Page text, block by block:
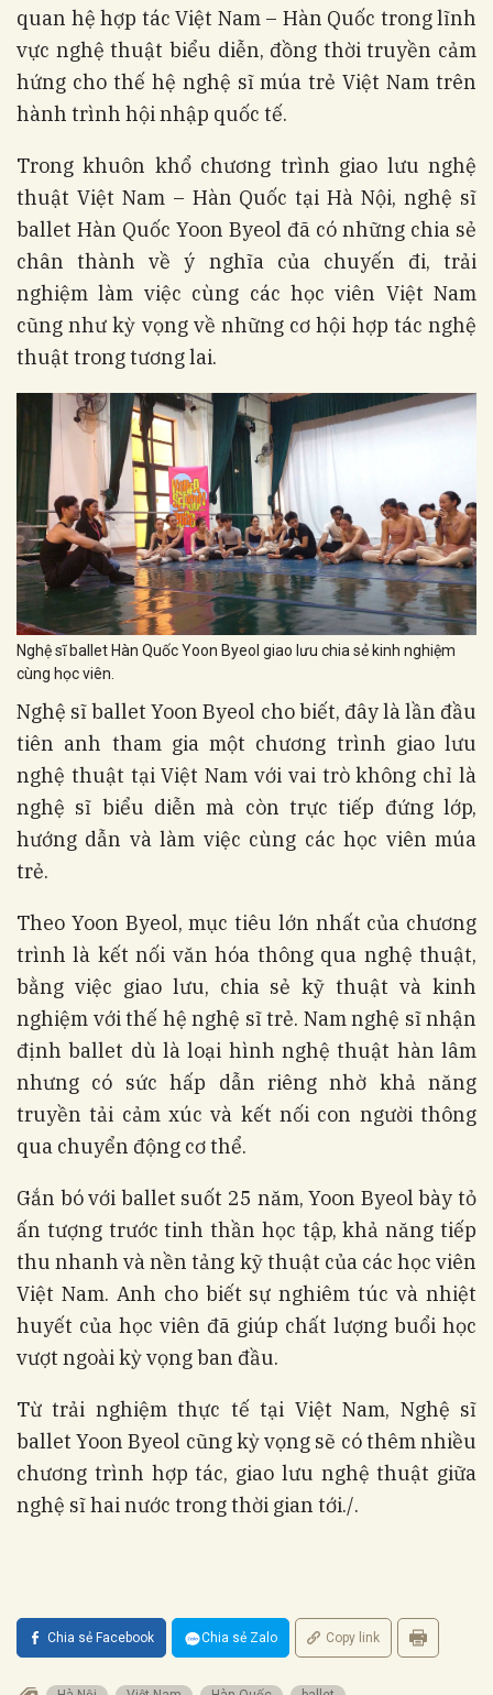
quan hệ hợp tác Việt Nam – Hàn Quốc trong lĩnh
vực nghệ thuật biểu diễn, đồng thời truyền cảm
hứng cho thế hệ nghệ sĩ múa trẻ Việt Nam trên
hành trình hội nhập quốc tế.
Trong khuôn khổ chương trình giao lưu nghệ
thuật Việt Nam – Hàn Quốc tại Hà Nội, nghệ sĩ
ballet Hàn Quốc Yoon Byeol đã có những chia sẻ
chân thành về ý nghĩa của chuyến đi, trải
nghiệm làm việc cùng các học viên Việt Nam
cũng như kỳ vọng về những cơ hội hợp tác nghệ
thuật trong tương lai.
Nghệ sĩ ballet Hàn Quốc Yoon Byeol giao lưu chia sẻ kinh nghiệm
cùng học viên.
Nghệ sĩ ballet Yoon Byeol cho biết, đây là lần đầu
tiên anh tham gia một chương trình giao lưu
nghệ thuật tại Việt Nam với vai trò không chỉ là
nghệ sĩ biểu diễn mà còn trực tiếp đứng lớp,
hướng dẫn và làm việc cùng các học viên múa
trẻ.
Theo Yoon Byeol, mục tiêu lớn nhất của chương
trình là kết nối văn hóa thông qua nghệ thuật,
bằng việc giao lưu, chia sẻ kỹ thuật và kinh
nghiệm với thế hệ nghệ sĩ trẻ. Nam nghệ sĩ nhận
định ballet dù là loại hình nghệ thuật hàn lâm
nhưng có sức hấp dẫn riêng nhờ khả năng
truyền tải cảm xúc và kết nối con người thông
qua chuyển động cơ thể.
Gắn bó với ballet suốt 25 năm, Yoon Byeol bày tỏ
ấn tượng trước tinh thần học tập, khả năng tiếp
thu nhanh và nền tảng kỹ thuật của các học viên
Việt Nam. Anh cho biết sự nghiêm túc và nhiệt
huyết của học viên đã giúp chất lượng buổi học
vượt ngoài kỳ vọng ban đầu.
Từ trải nghiệm thực tế tại Việt Nam, Nghệ sĩ
ballet Yoon Byeol cũng kỳ vọng sẽ có thêm nhiều
chương trình hợp tác, giao lưu nghệ thuật giữa
nghệ sĩ hai nước trong thời gian tới./.
Chia sẻ Facebook Chia sẻ Zalo Copy link